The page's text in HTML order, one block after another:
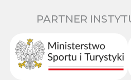
PARTNER